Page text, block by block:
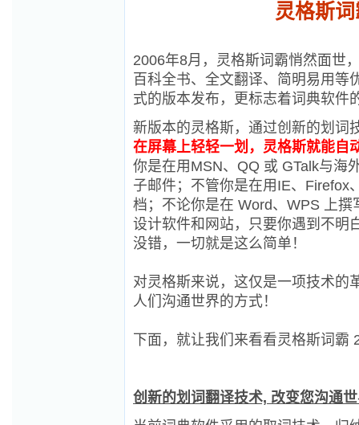
灵格斯
2006年8月，灵格斯词霸悄然面世
百科全书、全文翻译、简明易用等
式的版本发布，更标志着词典软件
新版本的灵格斯，通过创新的划词
在屏幕上轻轻一划，灵格斯就能自
你是在用MSN、QQ 或 GTalk与海
子邮件；不管你是在用IE、Firefox
档；不论你是在 Word、WPS 上
设计软件和网站，只要你遇到不明
没错，一切就是这么简单！
对灵格斯来说，这仅是一项技术的
人们沟通世界的方式！
下面，就让我们来看看灵格斯词
创新的划词翻译技术, 改变您沟通